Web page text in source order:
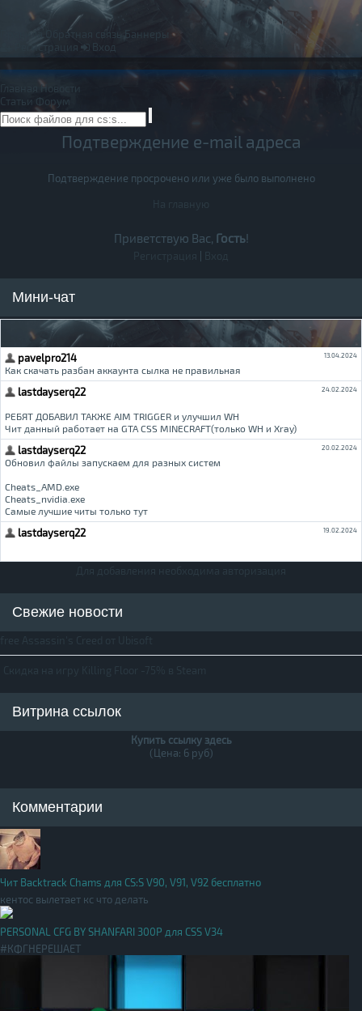
Обратная связь
Баннеры
Регистрация
Вход
Главная
Новости
Статьи Форум
Подтверждение e-mail адреса
Подтверждение просрочено или уже было выполнено
Приветствую Вас, Гость!
Мини-чат
Свежие новости
Витрина ссылок
Купить ссылку здесь
(Цена: 6 руб)
Комментарии
Чит Backtrack Chams для CS:S V90, V91, V92 бесплатно
кентос вылетает кс что делать
PERSONAL CFG BY SHANFARI 300Р для CSS V34
#КФГНЕРЕШАЕТ